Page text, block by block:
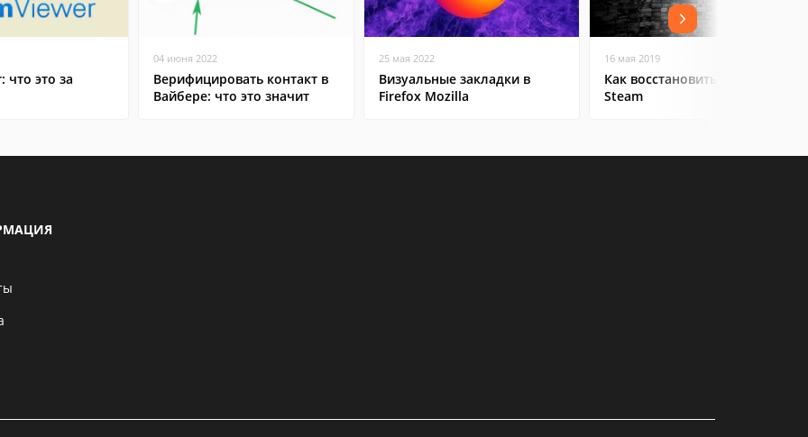
что это за
04 июня 2022
Верифицировать контакт в
Вайбере: что это значит
25 мая 2022
Визуальные закладки в
Firefox Mozilla
16 мая 2019
Как восстановить аккаунт в
Steam